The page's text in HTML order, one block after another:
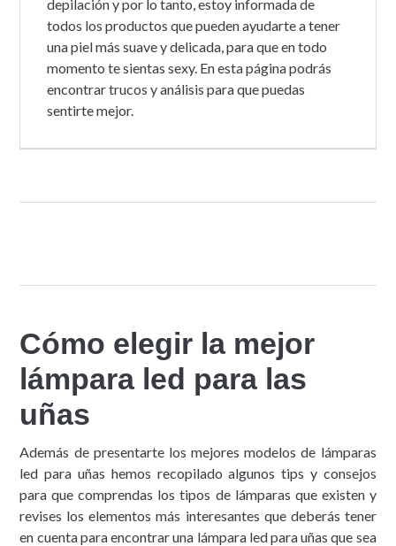
depilación y por lo tanto, estoy informada de
todos los productos que pueden ayudarte a tener
una piel más suave y delicada, para que en todo
momento te sientas sexy. En esta página podrás
encontrar trucos y análisis para que puedas
sentirte mejor.
Cómo elegir la mejor
lámpara led para las
uñas
Además de presentarte los mejores modelos de lámparas
led para uñas hemos recopilado algunos tips y consejos
para que comprendas los tipos de lámparas que existen y
revises los elementos más interesantes que deberás tener
en cuenta para encontrar una lámpara led para uñas que sea